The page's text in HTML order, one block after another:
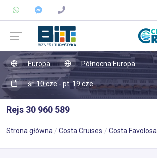
Europa Północna Europa
śr. 10 cze - pt. 19 cze
Rejs 30 960 589
Strona główna Costa Cruises Costa Favolosa